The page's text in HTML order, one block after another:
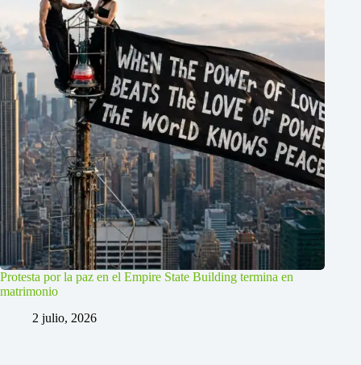
Protesta por la paz en el Empire State Building termina en
matrimonio
2 julio, 2026